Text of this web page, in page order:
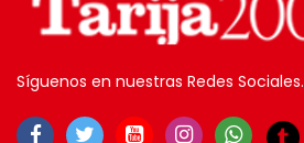
Síguenos en nuestras Redes Sociales.